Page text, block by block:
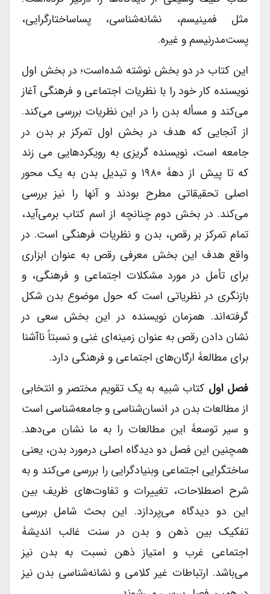
مثل فمینیسم، نشانه‌شناسی، پساساختارگرایی،
پست‌مدرنیسم و غیره.
این کتاب در دو بخش نوشته شده‌است؛ در بخش اول
نویسنده کار خود را با نظریات اجتماعی و فرهنگی آغاز
می‌کند و مسأله بدن را در این نظریات بررسی می‌کند.
از آنجایی که هدف در بخش اول تمرکز بر بدن در
جامعه است، نویسنده گریزی به رویکردهایی می زند
که تا پیش از دهۀ ۱۹۸۰ و تبدیل بدن به یک محور
اصلی تحقیقاتی مطرح بودند و آنها را نیز بررسی
می‌کند. در بخش دوم چنانچه از اسم کتاب برمی‌آید،
تمام تمرکز بر رقص، بدن و نظریات فرهنگی است. در
واقع هدف این بخش معرفی رقص به عنوان ابزاری
برای تأمل در مورد مشکلات اجتماعی و فرهنگی، و
بازنگری در نظریاتی است که حول موضوع بدن شکل
گرفته‌اند. همزمان نویسنده در این بخش سعی در
نشان دادن رقص به عنوان زمینه‌ای غنی و نسبتاً ناآشنا
برای مطالعۀ ارگان‌های اجتماعی و فرهنگی دارد.
فصل اولکتاب شبیه به یک تقویم مختصر و انتخابی
از مطالعات بدن در انسان‌شناسی و جامعه‌شناسی است
و سیر توسعۀ این مطالعات را به ما نشان می‌دهد.
همچنین این فصل دو دیدگاه اصلی درمورد بدن، یعنی
ساختگرایی اجتماعی وبنیادگرایی را بررسی می‌کند و به
شرح اصطلاحات، تغییرات و تفاوت‌های ظریف بین
این دو دیدگاه می‌پردازد. این بحث شامل بررسی
تفکیک بین ذهن و بدن در سنت غالب اندیشۀ
اجتماعی غرب و امتیاز ذهن نسبت به بدن نیز
می‌باشد. ارتباطات غیر کلامی و نشانه‌شناسی بدن نیز